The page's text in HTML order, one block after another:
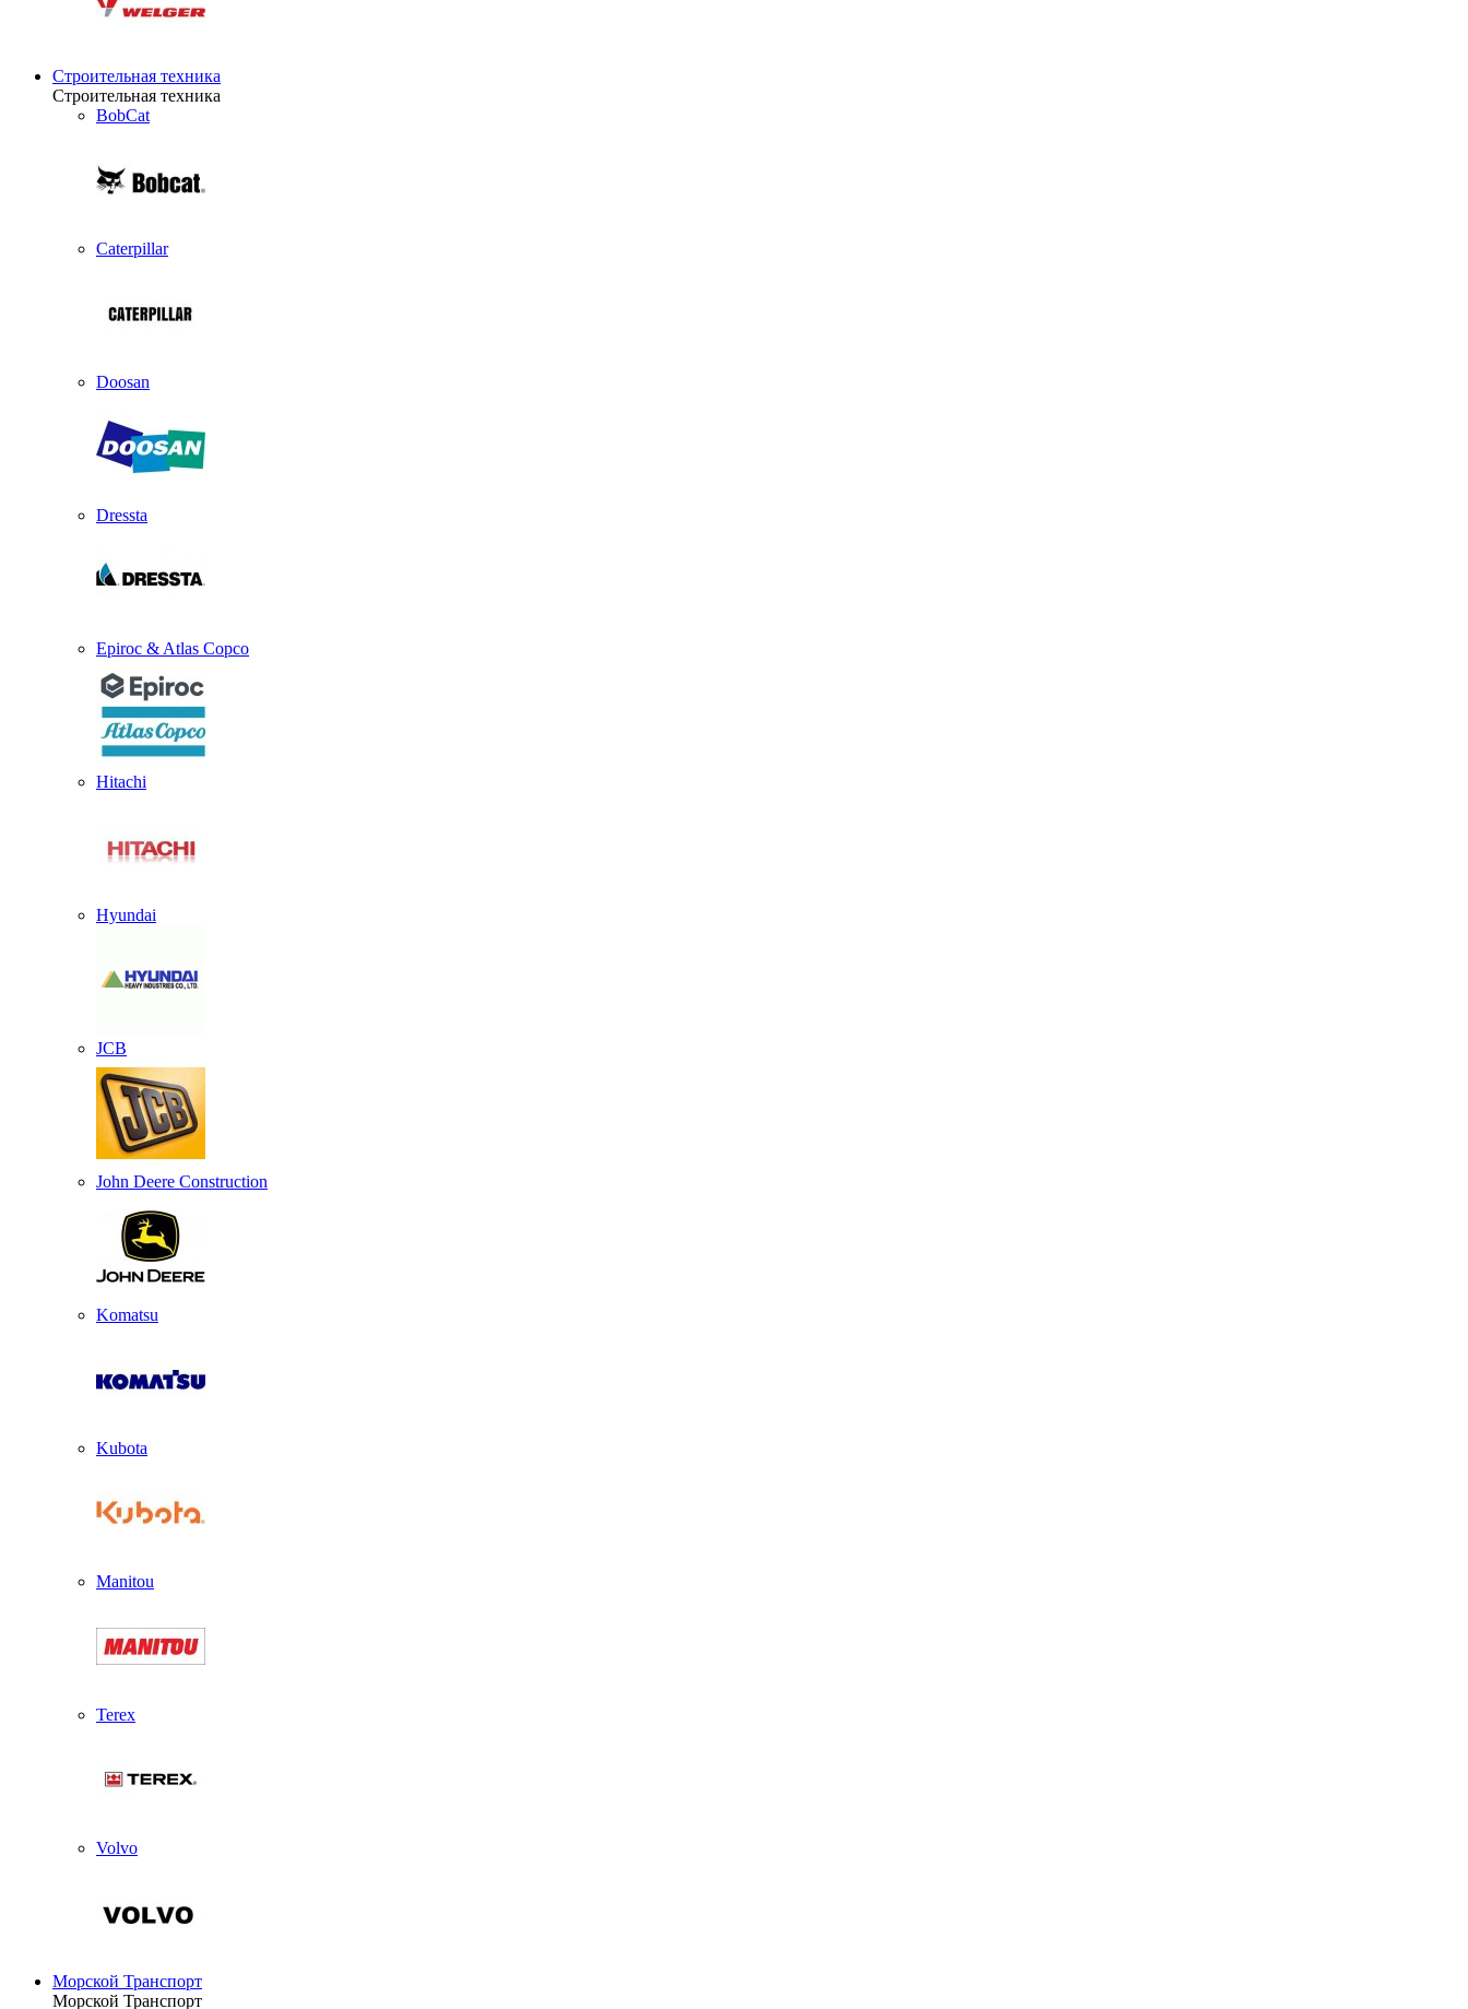
Строительная техника
Строительная техника
BobCat
Caterpillar
Doosan
Dressta
Epiroc & Atlas Copco
Hitachi
Hyundai
JCB
John Deere Construction
Komatsu
Kubota
Manitou
Terex
Volvo
Морской Транспорт
Морской Транспорт